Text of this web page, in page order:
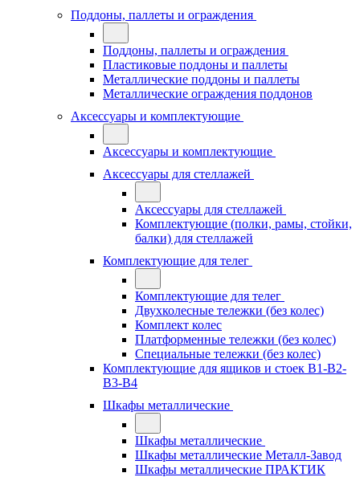
Поддоны, паллеты и ограждения
Поддоны, паллеты и ограждения
Пластиковые поддоны и паллеты
Металлические поддоны и паллеты
Металлические ограждения поддонов
Аксессуары и комплектующие
Аксессуары и комплектующие
Аксессуары для стеллажей
Аксессуары для стеллажей
Комплектующие (полки, рамы, стойки,
балки) для стеллажей
Комплектующие для телег
Комплектующие для телег
Двухколесные тележки (без колес)
Комплект колес
Платформенные тележки (без колес)
Специальные тележки (без колес)
Комплектующие для ящиков и стоек В1-В2-
В3-В4
Шкафы металлические
Шкафы металлические
Шкафы металлические Металл-Завод
Шкафы металлические ПРАКТИК